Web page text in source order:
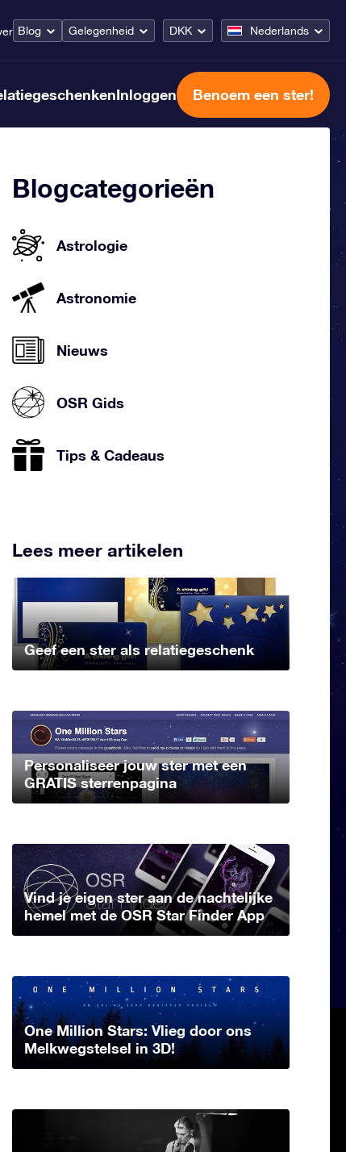
Blog Gelegenheid DKK Nederlands
Inloggen Benoem een ster!
Blogcategorieën
Astrologie
Astronomie
Nieuws
OSR Gids
Tips & Cadeaus
Lees meer artikelen
Geef een ster als relatiegeschenk
Personaliseer jouw ster met een
GRATIS sterrenpagina
Vind je eigen ster aan de nachtelijke
hemel met de OSR Star Finder App
One Million Stars: Vlieg door ons
Melkwegstelsel in 3D!